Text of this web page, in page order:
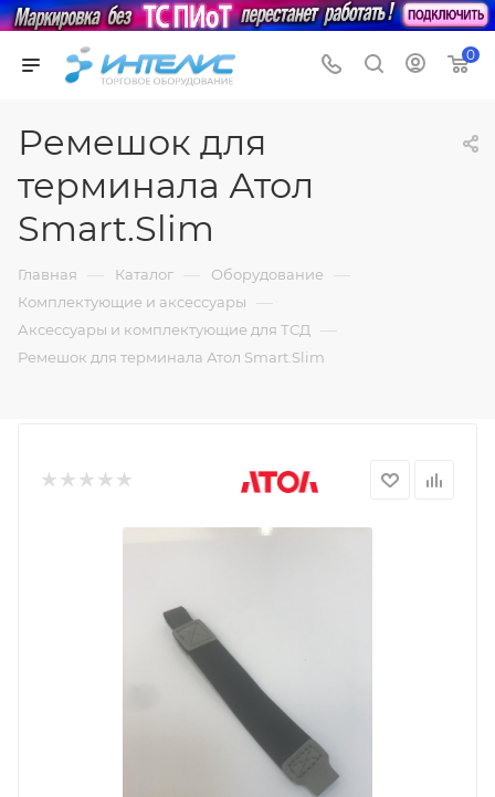
0
Ремешок для
терминала Атол
Smart.Slim
Главная — Каталог — Оборудование —
Комплектующие и аксессуары —
Аксессуары и комплектующие для ТСД —
Ремешок для терминала Атол Smart.Slim